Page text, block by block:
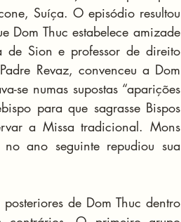
Suíça. O episódio resultou
Dom Thuc estabelece amizade
de Sion e professor de direito
Revaz, convenceu a Dom
se numas supostas “aparições
para que sagrasse Bispos
a Missa tradicional. Mons
ano seguinte repudiou sua
de Dom Thuc dentro